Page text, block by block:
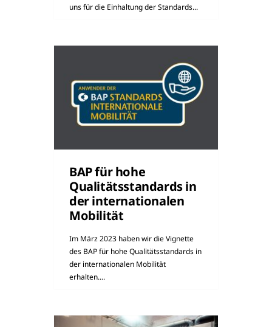
uns für die Einhaltung der Standards...
BAP für hohe
Qualitätsstandards in
der internationalen
Mobilität
Im März 2023 haben wir die Vignette
des BAP für hohe Qualitätsstandards in
der internationalen Mobilität
erhalten....